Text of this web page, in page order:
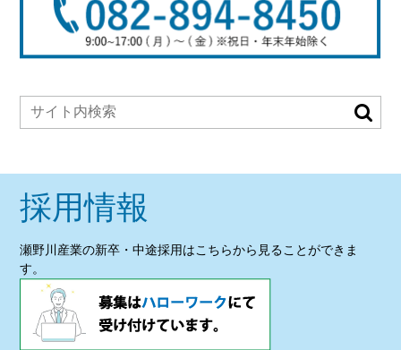
採用情報
瀬野川産業の新卒・中途採用はこちらから見ることができま
す。